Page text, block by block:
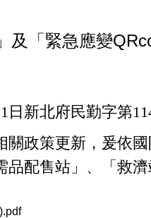
「緊急應變
新北府民勤字第
政策更新，爰依
品配售站」、「救濟